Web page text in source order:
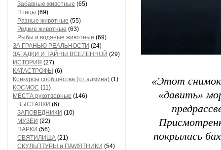
Забавные животные (65)
Птицы (69)
Разные животные (55)
Редкие животные (63)
Рыбы и водяные животные (69)
ЗА ГРАНЬЮ РЕАЛЬНОСТИ (24)
ЗАГАДКИ И ТАЙНЫ ВСЕЛЕННОЙ (29)
ИСТОРИЯ (27)
КАТАСТРОФЫ (6)
Конкурсы сообщества (от админа) (1)
КОСМОС (11)
МЕСТА рукотворные (146)
ВЫСТАВКИ (6)
ЗАПОВЕДНИКИ (10)
МУЗЕИ (22)
ПАРКИ (56)
СВЯТИЛИЩА (21)
СКУЛЬПТУРЫ и ПАМЯТНИКИ (54)
«Этот снимок
«давить»
покрылась